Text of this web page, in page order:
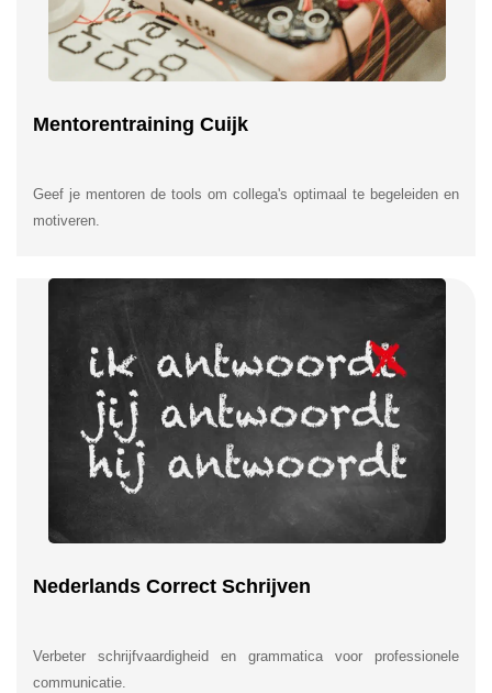
Mentorentraining Cuijk
Geef je mentoren de tools om collega's optimaal te begeleiden en
motiveren.
Nederlands Correct Schrijven
Verbeter schrijfvaardigheid en grammatica voor professionele
communicatie.